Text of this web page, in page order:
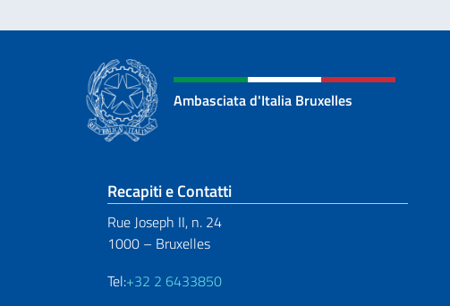
Ambasciata d'Italia Bruxelles
Sezione footer
Recapiti e Contatti
Rue Joseph II, n. 24
1000 – Bruxelles
Tel:+32 2 6433850